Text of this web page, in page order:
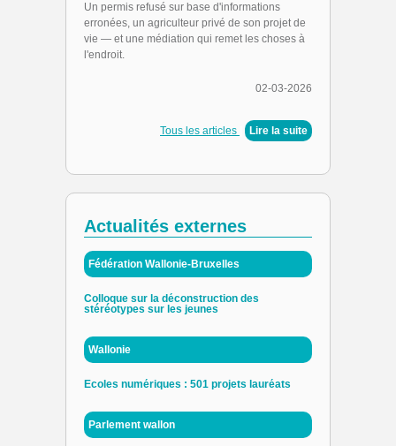
Un permis refusé sur base d'informations
erronées, un agriculteur privé de son projet de
vie — et une médiation qui remet les choses à
l'endroit.
02-03-2026
Tous les articles Lire la suite
Actualités externes
Fédération Wallonie-Bruxelles
Colloque sur la déconstruction des
stéréotypes sur les jeunes
Wallonie
Ecoles numériques : 501 projets lauréats
Parlement wallon